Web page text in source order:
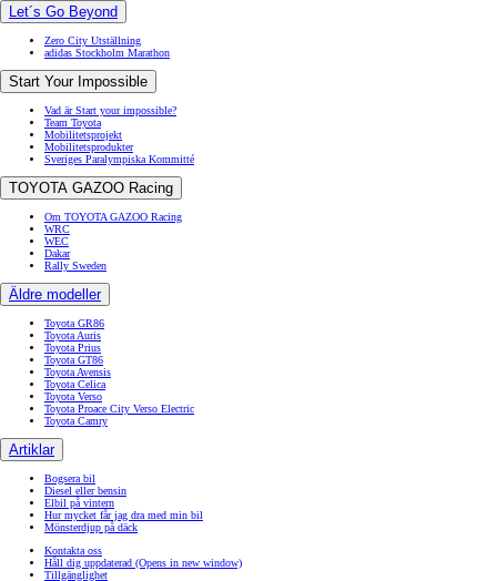
Let´s Go Beyond
Zero City Utställning
adidas Stockholm Marathon
Start Your Impossible
Vad är Start your impossible?
Team Toyota
Mobilitetsprojekt
Mobilitetsprodukter
Sveriges Paralympiska Kommitté
TOYOTA GAZOO Racing
Om TOYOTA GAZOO Racing
WRC
WEC
Dakar
Rally Sweden
Äldre modeller
Toyota GR86
Toyota Auris
Toyota Prius
Toyota GT86
Toyota Avensis
Toyota Celica
Toyota Verso
Toyota Proace City Verso Electric
Toyota Camry
Artiklar
Bogsera bil
Diesel eller bensin
Elbil på vintern
Hur mycket får jag dra med min bil
Mönsterdjup på däck
Kontakta oss
Håll dig uppdaterad (Opens in new window)
Tillgänglighet